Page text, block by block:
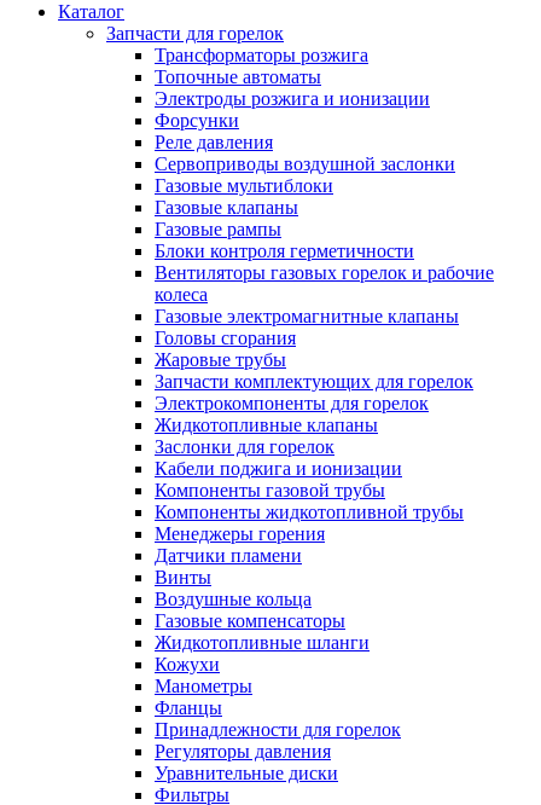
Каталог
Запчасти для горелок
Трансформаторы розжига
Топочные автоматы
Электроды розжига и ионизации
Форсунки
Реле давления
Сервоприводы воздушной заслонки
Газовые мультиблоки
Газовые клапаны
Газовые рампы
Блоки контроля герметичности
Вентиляторы газовых горелок и рабочие
колеса
Газовые электромагнитные клапаны
Головы сгорания
Жаровые трубы
Запчасти комплектующих для горелок
Электрокомпоненты для горелок
Жидкотопливные клапаны
Заслонки для горелок
Кабели поджига и ионизации
Компоненты газовой трубы
Компоненты жидкотопливной трубы
Менеджеры горения
Датчики пламени
Винты
Воздушные кольца
Газовые компенсаторы
Жидкотопливные шланги
Кожухи
Манометры
Фланцы
Принадлежности для горелок
Регуляторы давления
Уравнительные диски
Фильтры